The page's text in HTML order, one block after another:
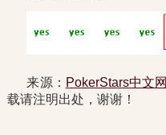
来源： PokerStars中文网
载请注明出处，谢谢！